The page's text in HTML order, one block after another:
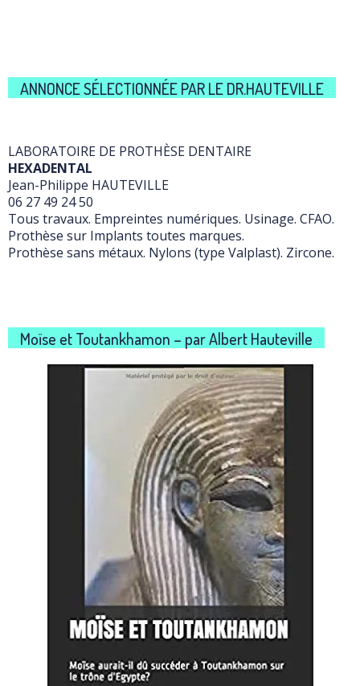
ANNONCE SÉLECTIONNÉE PAR LE DR.HAUTEVILLE
LABORATOIRE DE PROTHÈSE DENTAIRE
HEXADENTAL
Jean-Philippe HAUTEVILLE
06 27 49 24 50
Tous travaux. Empreintes numériques. Usinage. CFAO.
Prothèse sur Implants toutes marques.
Prothèse sans métaux. Nylons (type Valplast). Zircone.
Moïse et Toutankhamon – par Albert Hauteville